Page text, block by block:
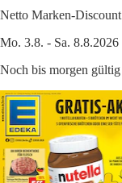
Netto Marken-Discount
Mo. 3.8. - Sa. 8.8.2026
Noch bis morgen gültig